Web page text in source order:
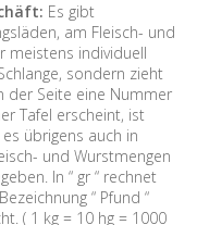
Es gibt
am Fleisch- und
meistens individuell
sondern zieht
der Seite eine Nummer
Tafel erscheint, ist
übrigens auch in
und Wurstmengen
In “ gr “ rechnet
“ Pfund “
( 1 kg = 10 hg = 1000